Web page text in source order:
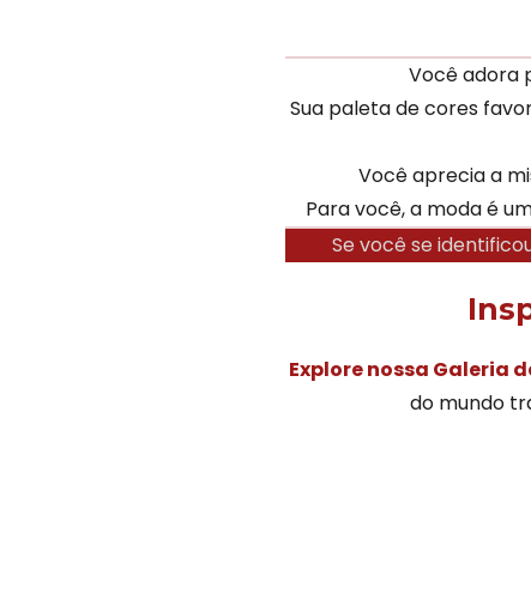
Você adora
Sua paleta de cores
Você aprecia a
Para você, a moda é
Se você se
Explore nossa Galeria
do mundo